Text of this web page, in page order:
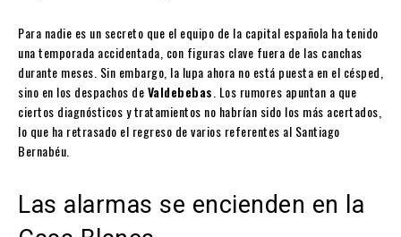
Para nadie es un secreto que el equipo de la capital española ha tenido
una temporada accidentada, con figuras clave fuera de las canchas
durante meses. Sin embargo, la lupa ahora no está puesta en el césped,
sino en los despachos deValdebebas . Los rumores apuntan a que
ciertos diagnósticos y tratamientos no habrían sido los más acertados,
lo que ha retrasado el regreso de varios referentes al Santiago
Bernabéu.
Las alarmas se encienden en la